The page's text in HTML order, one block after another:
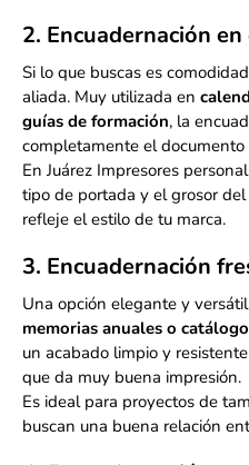
2. Encuadernación
Si lo que buscas es
aliada. Muy utilizada en
guías de formación, la
completamente el documento
En Juárez Impresores
tipo de portada y el grosor
refleje el estilo de tu marca.
3. Encuadernación
Una opción elegante y
memorias anuales o
un acabado limpio y
que da muy buena impresión.
Es ideal para proyectos de
buscan una buena relación